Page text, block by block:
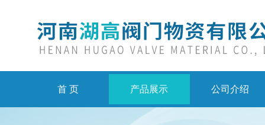
首 页 产品展示 公司介绍